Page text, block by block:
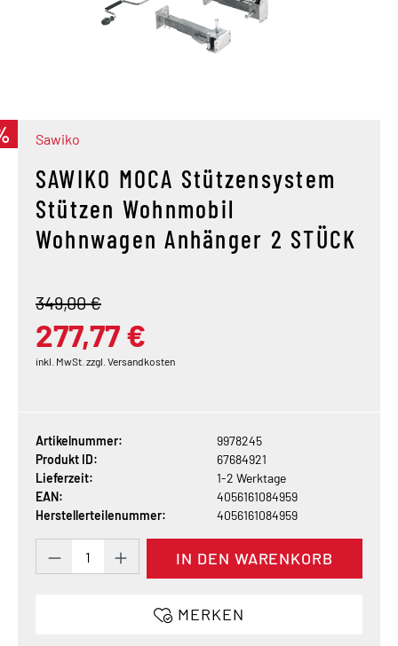
Sawiko
SAWIKO MOCA Stützensystem
Stützen Wohnmobil
Wohnwagen Anhänger 2 STÜCK
277,77 €
349,00 €
inkl. MwSt. zzgl. Versandkosten
Artikelnummer:
9978245
Produkt ID:
67684921
Lieferzeit:
1-2 Werktage
EAN:
4056161084959
Herstellerteilenummer:
4056161084959
Produkt Anzahl: Gib den gewünschten
IN DEN WARENKORB
MERKEN